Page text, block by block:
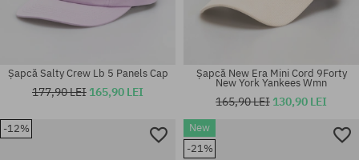
mărime universală
Șapcă Salty Crew Lb 5 Panels Cap
177,90 LEI 165,90 LEI
Șapcă New Era Mini Cord 9Forty
New York Yankees Wmn
165,90 LEI 130,90 LEI
-12%
New
-21%